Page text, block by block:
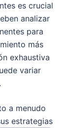
es crucial
analizar
para
más
exhaustiva
variar
a menudo
estrategias